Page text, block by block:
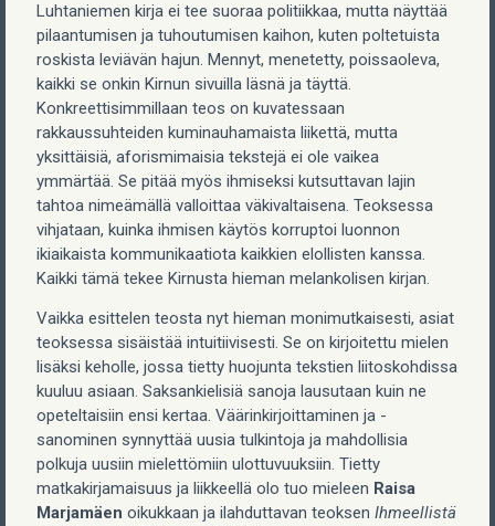
Luhtaniemen kirja ei tee suoraa politiikkaa, mutta näyttää
pilaantumisen ja tuhoutumisen kaihon, kuten poltetuista
roskista leviävän hajun. Mennyt, menetetty, poissaoleva,
kaikki se onkin Kirnun sivuilla läsnä ja täyttä.
Konkreettisimmillaan teos on kuvatessaan
rakkaussuhteiden kuminauhamaista liikettä, mutta
yksittäisiä, aforismimaisia tekstejä ei ole vaikea
ymmärtää. Se pitää myös ihmiseksi kutsuttavan lajin
tahtoa nimeämällä valloittaa väkivaltaisena. Teoksessa
vihjataan, kuinka ihmisen käytös korruptoi luonnon
ikiaikaista kommunikaatiota kaikkien elollisten kanssa.
Kaikki tämä tekee Kirnusta hieman melankolisen kirjan.
Vaikka esittelen teosta nyt hieman monimutkaisesti, asiat
teoksessa sisäistää intuitiivisesti. Se on kirjoitettu mielen
lisäksi keholle, jossa tietty huojunta tekstien liitoskohdissa
kuuluu asiaan. Saksankielisiä sanoja lausutaan kuin ne
opeteltaisiin ensi kertaa. Väärinkirjoittaminen ja -
sanominen synnyttää uusia tulkintoja ja mahdollisia
polkuja uusiin mielettömiin ulottuvuuksiin. Tietty
matkakirjamaisuus ja liikkeellä olo tuo mieleen Raisa
Marjamäen oikukkaan ja ilahduttavan teoksen Ihmeellistä